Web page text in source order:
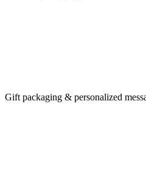
Gift packaging & personalized